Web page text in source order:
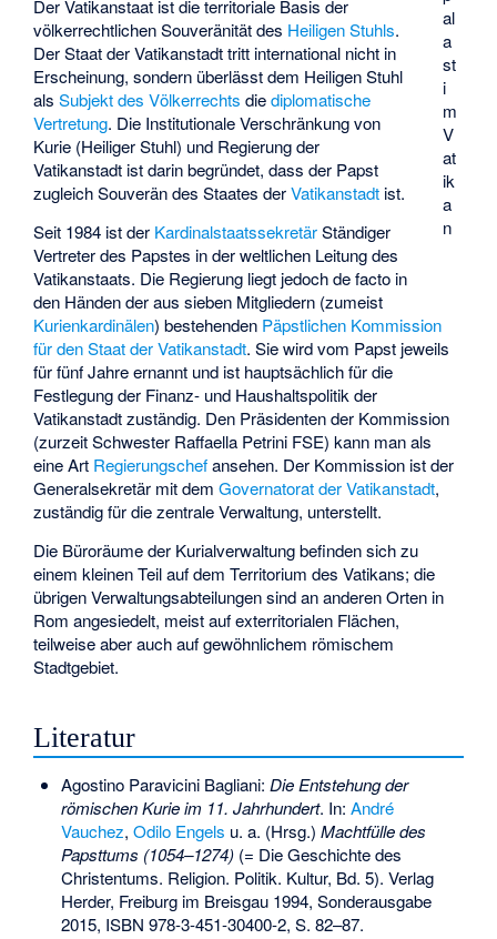
al
a
st
i
m
V
at
ik
a
n
Der Vatikanstaat ist die territoriale Basis der
völkerrechtlichen Souveränität des Heiligen Stuhls.
Der Staat der Vatikanstadt tritt international nicht in
Erscheinung, sondern überlässt dem Heiligen Stuhl
alsSubjekt des Völkerrechts diediplomatische
Vertretung. Die Institutionale Verschränkung von
Kurie (Heiliger Stuhl) und Regierung der
Vatikanstadt ist darin begründet, dass der Papst
zugleich Souverän des Staates derVatikanstadt ist.
Seit 1984 ist der KardinalstaatssekretärStändiger
Vertreter des Papstes in der weltlichen Leitung des
Vatikanstaats. Die Regierung liegt jedoch de facto in
den Händen der aus sieben Mitgliedern (zumeist
Kurienkardinälen) bestehenden Päpstlichen Kommission
für den Staat der Vatikanstadt. Sie wird vom Papst jeweils
für fünf Jahre ernannt und ist hauptsächlich für die
Festlegung der Finanz- und Haushaltspolitik der
Vatikanstadt zuständig. Den Präsidenten der Kommission
(zurzeit Schwester Raffaella Petrini FSE) kann man als
eine Art Regierungschefansehen. Der Kommission ist der
Generalsekretär mit demGovernatorat der Vatikanstadt,
zuständig für die zentrale Verwaltung, unterstellt.
Die Büroräume der Kurialverwaltung befinden sich zu
einem kleinen Teil auf dem Territorium des Vatikans; die
übrigen Verwaltungsabteilungen sind an anderen Orten in
Rom angesiedelt, meist aufexterritorialen Flächen,
teilweise aber auch auf gewöhnlichem römischem
Stadtgebiet.
Literatur
Agostino Paravicini Bagliani: Die Entstehung der
römischen Kurie im 11. Jahrhundert. In: André
Vauchez, Odilo Engels u. a. (Hrsg.) Machtfülle des
Papsttums (1054–1274)(= Die Geschichte des
Christentums. Religion. Politik. Kultur, Bd. 5). Verlag
Herder, Freiburg im Breisgau 1994, Sonderausgabe
2015, ISBN 978-3-451-30400-2, S. 82–87.